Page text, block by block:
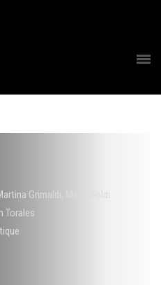
Grimaldi, Maria Soldi
Torales